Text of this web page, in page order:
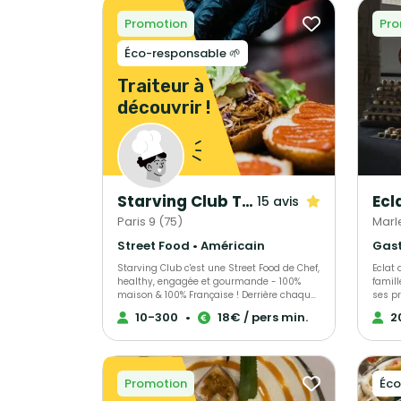
Traiteur à
découvrir !
Promotion
Éco-responsable 🌱
Starving Club Traiteur 15 avis
Paris 9 (75)
Street Food • Américain
Starving Club c'est une Street Food de Chef,
healthy, engagée et gourmande - 100%
maison & 100% Française ! Derrière chaque
recette se cache le Chef Thibaut Spiwack
aux deux Etoiles Michelin, la première est
responsable, la seconde, obtenue en 2023,
pour sa cuisine moderne et précise. Que ce
soit pour un événement perso ou dans vos
10-300 • 18€ / pers min.
Promotion
Eclat
ses
pour
pour
votre